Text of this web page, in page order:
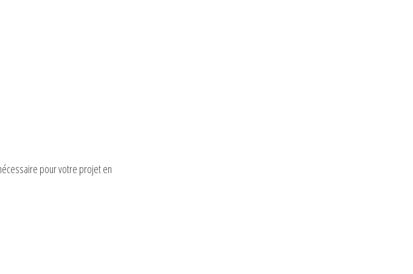
pour votre projet en